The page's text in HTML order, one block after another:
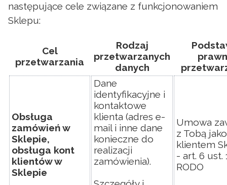
następujące cele związane z funkcjonowaniem
Sklepu:
Cel
przetwarzania
Rodzaj
przetwarzanych
danych
Obsługa
zamówień w
Sklepie,
obsługa kont
klientów w
Sklepie
Dane
identyfikacyjne i
kontaktowe
klienta (adres e-
mail i inne dane
konieczne do
realizacji
zamówienia).
Umowa
z Tobą jako
klientem
- art. 6 ust.
RODO